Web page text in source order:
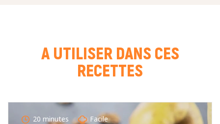
A UTILISER DANS CES
RECETTES
20 minutes Facile